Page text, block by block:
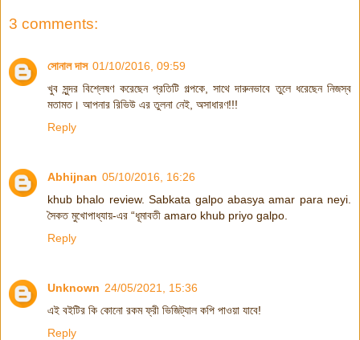
3 comments:
সোনাল দাস 01/10/2016, 09:59
খুব সুন্দর বিশ্লেষণ করেছেন প্রতিটি গল্পকে, সাথে দারুনভাবে তুলে ধরেছেন নিজস্ব
মতামত। আপনার রিভিউ এর তুলনা নেই, অসাধারণ!!!
Reply
Abhijnan 05/10/2016, 16:26
khub bhalo review. Sabkata galpo abasya amar para neyi.
সৈকত মুখোপাধ্যায়-এর “ধূমাবতী amaro khub priyo galpo.
Reply
Unknown 24/05/2021, 15:36
এই বইটির কি কোনো রকম ফ্রী ভিজিট্যাল কপি পাওয়া যাবে!
Reply